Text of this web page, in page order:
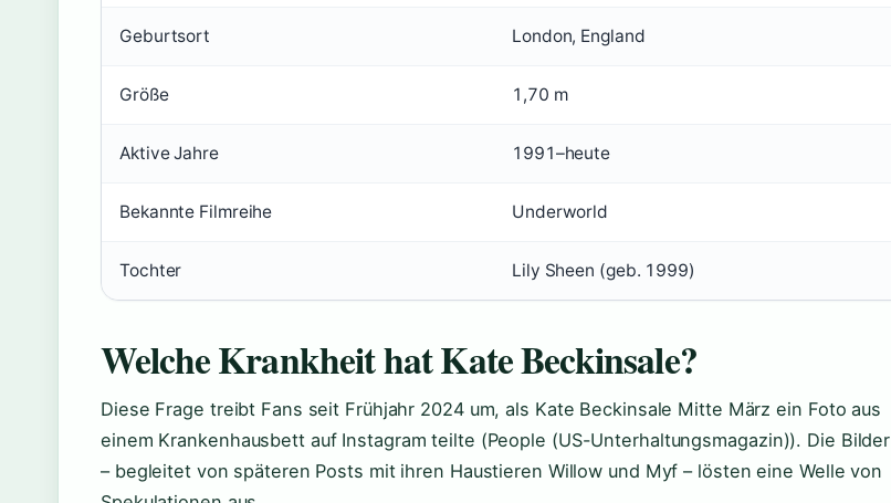
Geburtsort London, England
Größe 1,70 m
Aktive Jahre 1991–heute
Bekannte Filmreihe Underworld
Tochter Lily Sheen (geb. 1999)
Welche Krankheit hat Kate Beckinsale?
Diese Frage treibt Fans seit Frühjahr 2024 um, als Kate Beckinsale Mitte März ein Foto aus
einem Krankenhausbett auf Instagram teilte (People (US-Unterhaltungsmagazin)). Die Bilder
– begleitet von späteren Posts mit ihren Haustieren Willow und Myf – lösten eine Welle von